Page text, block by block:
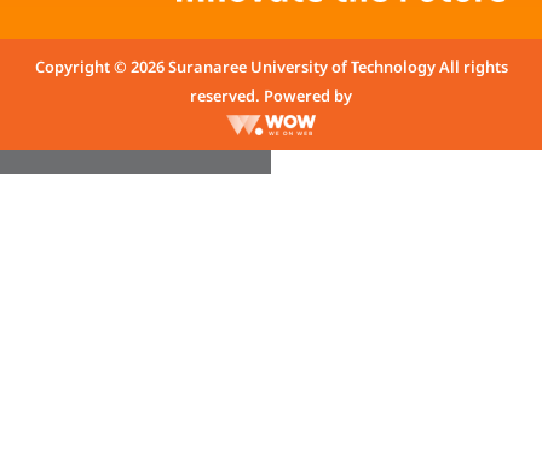
Copyright © 2026 Suranaree University of Technology All rights
reserved. Powered by